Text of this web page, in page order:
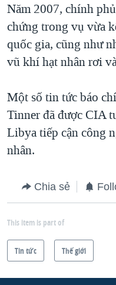
Năm 2007, chính
chứng trong vụ vừa
quốc gia, cũng như
vũ khí hạt nhân rơi
Một số tin tức báo
Tinner đã được CIA
Libya tiếp cận công
nhân.
Chia sẻ
This item is part of
Tin tức Thế giới